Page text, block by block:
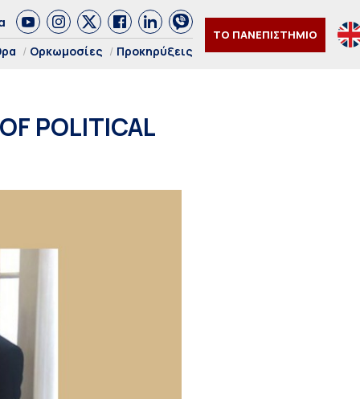
Ορκωμοσίες Προκηρύξεις
ΤΟ ΠΑΝΕΠΙΣΤΗΜΙΟ
POLITICAL